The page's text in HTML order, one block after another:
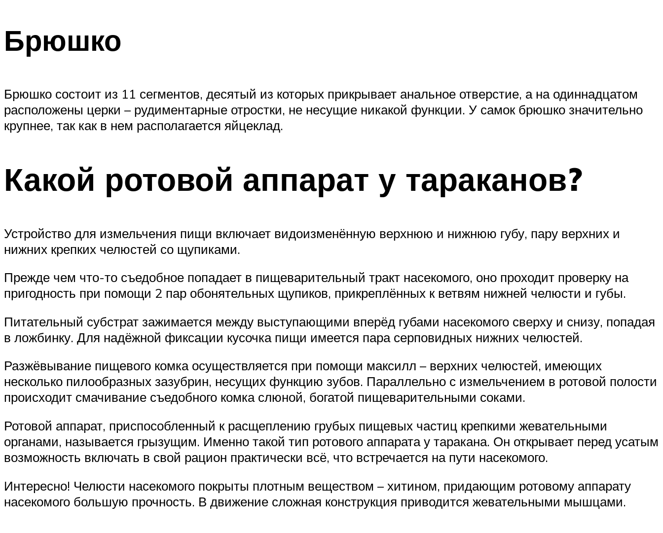
Брюшко
Брюшко состоит из 11 сегментов, десятый из которых прикрывает анальное отверстие, а на одиннадцатом
расположены церки – рудиментарные отростки, не несущие никакой функции. У самок брюшко значительно
крупнее, так как в нем располагается яйцеклад.
Какой ротовой аппарат у тараканов?
Устройство для измельчения пищи включает видоизменённую верхнюю и нижнюю губу, пару верхних и
нижних крепких челюстей со щупиками.
Прежде чем что-то съедобное попадает в пищеварительный тракт насекомого, оно проходит проверку на
пригодность при помощи 2 пар обонятельных щупиков, прикреплённых к ветвям нижней челюсти и губы.
Питательный субстрат зажимается между выступающими вперёд губами насекомого сверху и снизу, попадая
в ложбинку. Для надёжной фиксации кусочка пищи имеется пара серповидных нижних челюстей.
Разжёвывание пищевого комка осуществляется при помощи максилл – верхних челюстей, имеющих
несколько пилообразных зазубрин, несущих функцию зубов. Параллельно с измельчением в ротовой полости
происходит смачивание съедобного комка слюной, богатой пищеварительными соками.
Ротовой аппарат, приспособленный к расщеплению грубых пищевых частиц крепкими жевательными
органами, называется грызущим. Именно такой тип ротового аппарата у таракана. Он открывает перед усатым
возможность включать в свой рацион практически всё, что встречается на пути насекомого.
Интересно! Челюсти насекомого покрыты плотным веществом – хитином, придающим ротовому аппарату
насекомого большую прочность. В движение сложная конструкция приводится жевательными мышцами.